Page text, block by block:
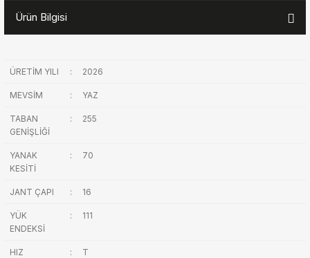
Ürün Bilgisi
ÜRETİM YILI : 2026
MEVSİM : YAZ
TABAN
GENİŞLİĞİ
: 255
YANAK
KESİTİ
: 70
JANT ÇAPI : 16
YÜK
ENDEKSİ
: 111
HIZ
: T